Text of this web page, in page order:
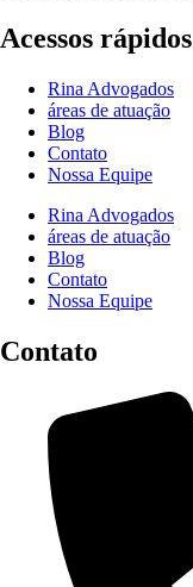
Acessos rápidos
Rina Advogados
áreas de atuação
Blog
Contato
Nossa Equipe
Rina Advogados
áreas de atuação
Blog
Contato
Nossa Equipe
Contato